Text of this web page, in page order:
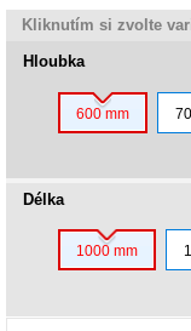
Kliknutím si zvolte
Hloubka
600 mm
Délka
1000 mm